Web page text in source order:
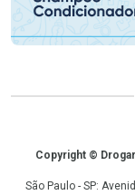
CopyrightCopyright ©
São Paulo - SP: